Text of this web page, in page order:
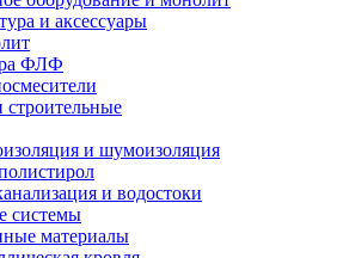
и аксессуары
ФЛФ
строительные
и шумоизоляция
и водостоки
системы
материалы